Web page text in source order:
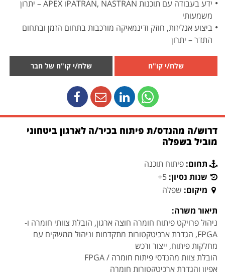
ידע בעבודה עם תוכנות PATRAN, NASTRANו APEX – יתרון
משמעותי
ביצוע אנליזות, חוזק ודינמאיקה מורכבות בתחום הזמן ובתחום
התדר – יתרון
שלח/י קו"ח שלח/י קו"ח של חבר
דרוש/ה מהנדס/ת פיתוח בכיר/ה לארגון ביטחוני
מוביל בשפלה
תחום: פיתוח תוכנה
שנות נסיון: 5+
מיקום: שפלה
תיאור משרה:
ניהול פרויקט פיתוח חומרה חוצה ארגון, הובלת צוותי חומרה ו-
FPGA, הגדרת ארכיטקטורות מתקדמות וניהול ממשקים עם
מחלקות פיתוח, ייצור ורכש
הובלת צוות מהנדסי פיתוח חומרה / FPGA
אפיון והגדרת ארכיטקטורות חומרה